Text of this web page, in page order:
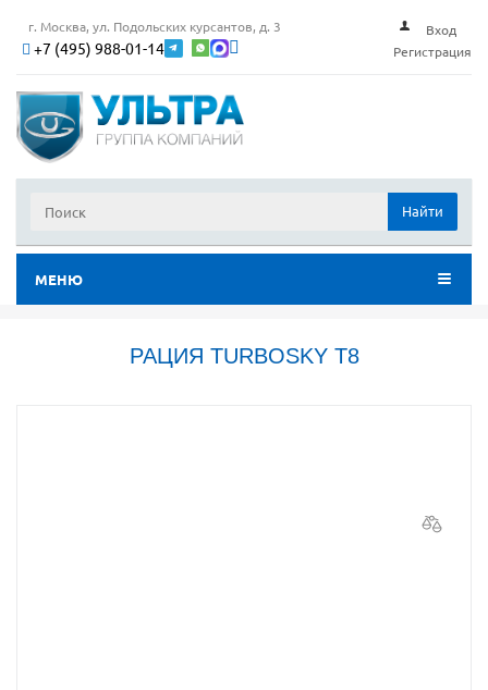
г. Москва, ул. Подольских курсантов, д. 3
+7 (495) 988-01-14
Вход
Регистрация
Найти
МЕНЮ
РАЦИЯ TURBOSKY T8